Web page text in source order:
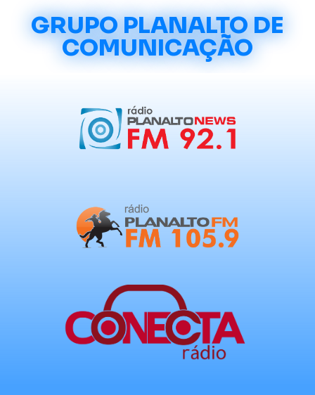
GRUPO PLANALTO DE
COMUNICAÇÃO